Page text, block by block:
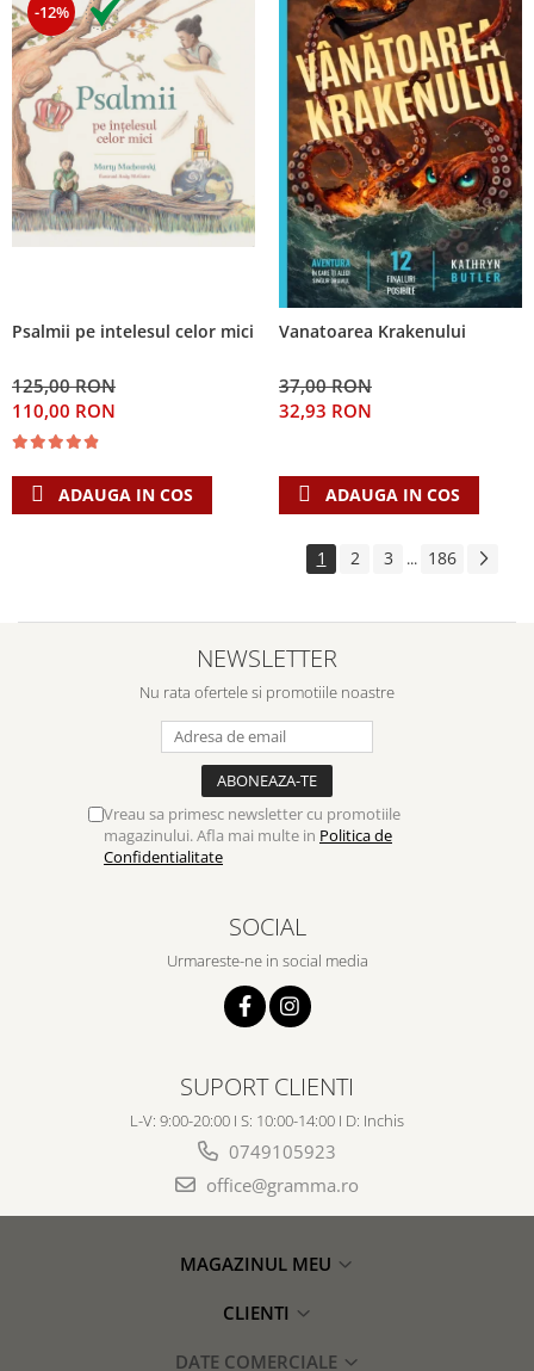
-12%
Psalmii pe intelesul celor mici
125,00 RON
110,00 RON
ADAUGA IN COS
Vanatoarea Krakenului
37,00 RON
32,93 RON
ADAUGA IN COS
1 2 3 ... 186
NEWSLETTER
Nu rata ofertele si promotiile noastre
Vreau sa primesc newsletter cu promotiile
magazinului. Afla mai multe in Politica de
Confidentialitate
SOCIAL
Urmareste-ne in social media
SUPORT CLIENTI
L-V: 9:00-20:00 I S: 10:00-14:00 I D: Inchis
0749105923
office@gramma.ro
MAGAZINUL MEU
CLIENTI
DATE COMERCIALE